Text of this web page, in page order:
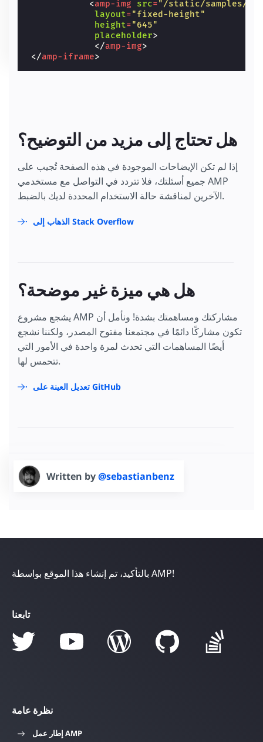
<amp-img src="/static/samples/
layout="fixed-height"
height="645"
placeholder>
</amp-img>
</amp-iframe>
هل تحتاج إلى مزيد من التوضيح؟
إذا لم تكن الإيضاحات الموجودة في هذه الصفحة تُجيب على
جميع أسئلتك، فلا تتردد في التواصل مع مستخدمي AMP
الآخرين لمناقشة حالة الاستخدام المحددة لديك بالضبط.
الذهاب إلى Stack Overflow
هل هي ميزة غير موضحة؟
يشجع مشروع AMP مشاركتك ومساهمتك بشدة! ونأمل أن
تكون مشاركًا دائمًا في مجتمعنا مفتوح المصدر، ولكننا نشجع
أيضًا المساهمات التي تحدث لمرة واحدة في الأمور التي
تتحمس لها.
تعديل العينة على GitHub
Written by@sebastianbenz
بالتأكيد، تم إنشاء هذا الموقع بواسطة AMP!
تابعنا
نظرة عامة
إطار عمل AMP